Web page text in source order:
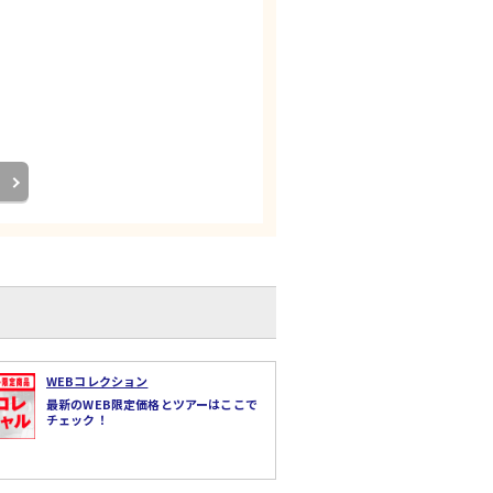
WEBコレクション
最新のWEB限定価格とツアーはここで
チェック！